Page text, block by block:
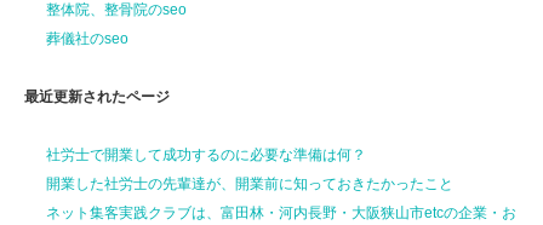
整体院、整骨院のseo
葬儀社のseo
最近更新されたページ
社労士で開業して成功するのに必要な準備は何？
開業した社労士の先輩達が、
開業前に知っておきたかったこと
ネット集客実践クラブは、富田林・河内長野・大阪狭山市etcの企業・お